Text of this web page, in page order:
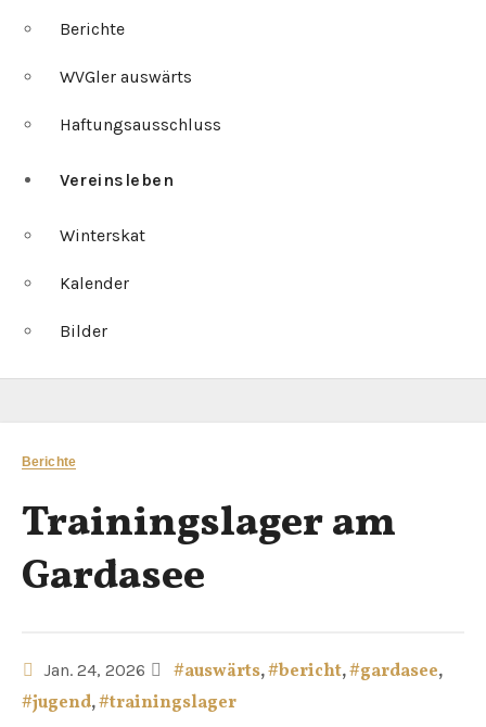
Berichte
WVGler auswärts
Haftungsausschluss
Vereinsleben
Winterskat
Kalender
Bilder
Berichte
Trainingslager am
Gardasee
Jan. 24, 2026 #auswärts,#bericht,#gardasee,
#jugend,#trainingslager